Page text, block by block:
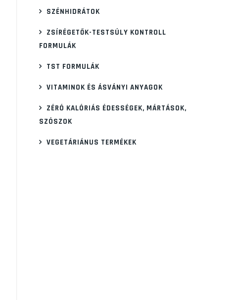
SZÉNHIDRÁTOK
ZSÍRÉGETŐK-TESTSÚLY KONTROLL
FORMULÁK
TST FORMULÁK
VITAMINOK ÉS ÁSVÁNYI ANYAGOK
ZÉRÓ KALÓRIÁS ÉDESSÉGEK, MÁRTÁSOK,
SZÓSZOK
VEGETÁRIÁNUS TERMÉKEK